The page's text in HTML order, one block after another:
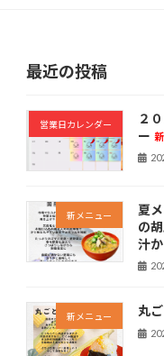
最近の投稿
営業日カレンダー
２
ー
新メニュー
夏
の
汁
新メニュー 丸